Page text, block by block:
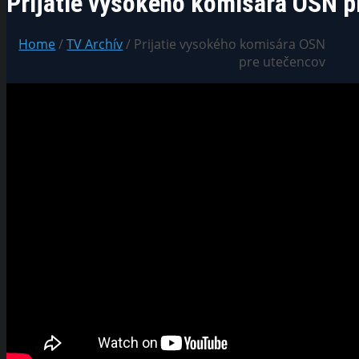
Home/TV Archív/ Prijatie vysokého komisára OSN
pre utečencov